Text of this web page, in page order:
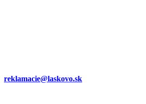
reklamacie@laskovo.sk